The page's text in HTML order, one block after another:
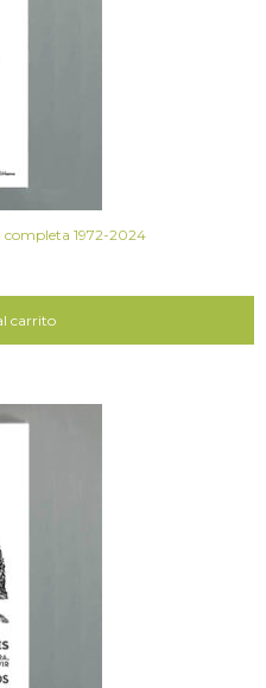
completa 1972-2024
carrito